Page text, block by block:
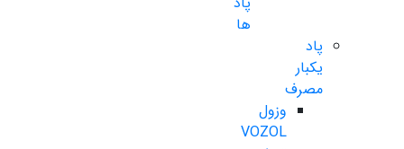
ها
پاد
یکبار
مصرف
وزول
VOZOL